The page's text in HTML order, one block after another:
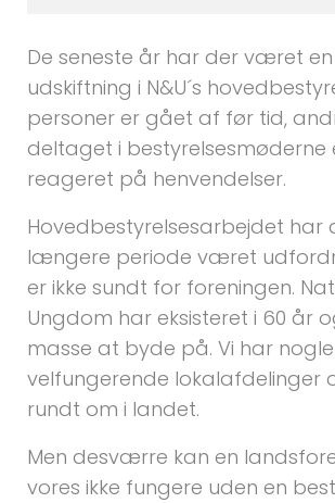
De seneste år har der været
udskiftning i N&U´s
personer er gået af før tid,
deltaget i bestyrelsesmøderne
reageret på henvendelser.
Hovedbestyrelsesarbejdet har
længere periode været
er ikke sundt for foreningen.
Ungdom har eksisteret i 60 år
masse at byde på. Vi har nogle
velfungerende lokalafdelinger
rundt om i landet.
Men desværre kan en
vores ikke fungere uden en